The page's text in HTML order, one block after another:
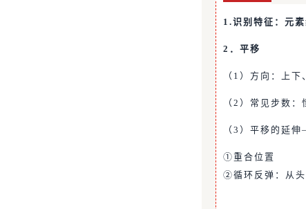
1.识别特征：元素
2．平移
（1）方向：上
（2）常见步数：
（3）平移的延
①重合位置
②循环反弹：从头